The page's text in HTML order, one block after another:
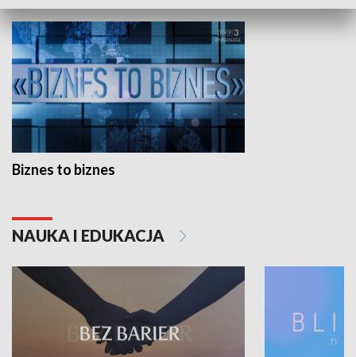
Biznes to biznes
NAUKA I EDUKACJA